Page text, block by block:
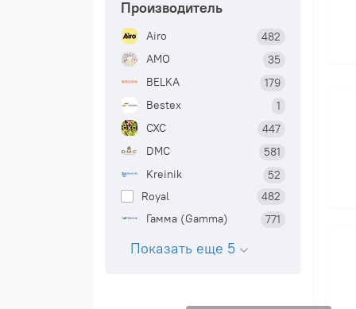
Производитель
Airo
482
AMO
35
BELKA
179
Bestex
1
CXC
447
DMC
581
Kreinik
52
Royal
482
Гамма (Gamma)
771
Показать еще 5